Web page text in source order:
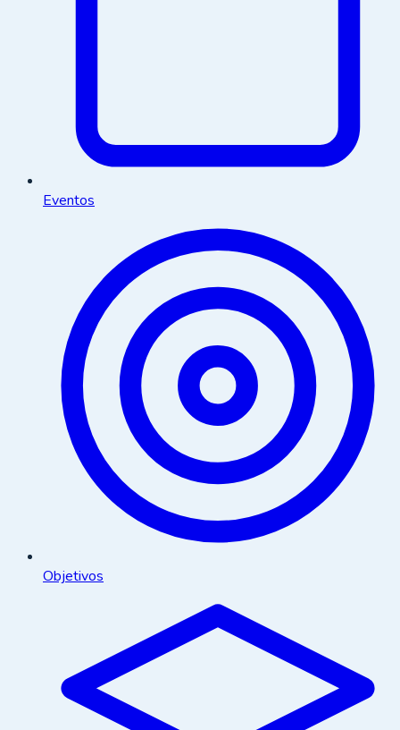
Eventos
Objetivos